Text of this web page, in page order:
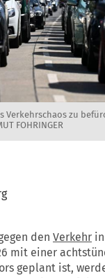
Verkehrschaos zu
FOHRINGER
den Verkehr
mit einer
geplant ist,